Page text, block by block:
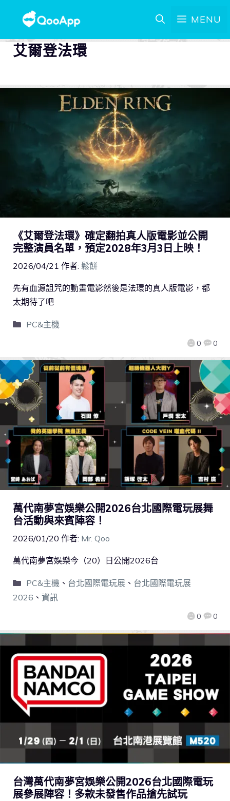
MENU
艾爾登法環
《艾爾登法環》確定翻拍真人版電影並公開
完整演員名單，預定2028年3月3日上映！
2026/04/21 作者: 鬆餅
0 0
先有血源詛咒的動畫電影然後是法環的真人版電影，都
太期待了吧
PC&主機
萬代南夢宮娛樂公開2026台北國際電玩展舞
台活動與來賓陣容！
2026/01/20 作者: Mr. Qoo
0 0
萬代南夢宮娛樂今（20）日公開2026台
PC&主機、 台北國際電玩展、 台北國際電玩展
2026 、 資訊
台灣萬代南夢宮娛樂公開2026台北國際電玩
展參展陣容！多款未發售作品搶先試玩